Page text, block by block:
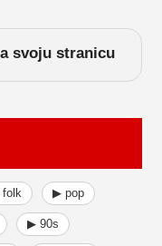
svoju stranicu
▶ pop
▶ 90s